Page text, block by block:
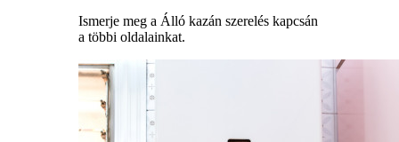
Ismerje meg a Álló kazán szerelés kapcsán
a többi oldalainkat.